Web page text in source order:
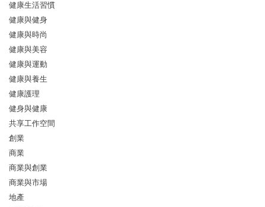
健康生活習慣
健康與健身
健康與時尚
健康與美容
健康與運動
健康與養生
健康護理
健身與健康
共享工作空間
創業
商業
商業與創業
商業與市場
地產